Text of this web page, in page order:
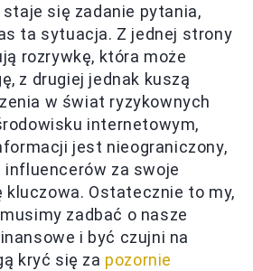
się zadanie pytania,
ta sytuacja. Z jednej strony
rozrywkę, która może
z drugiej jednak kuszą
w świat ryzykownych
internetowym,
jest nieograniczony,
za swoje
kluczowa. Ostatecznie to my,
zadbać o nasze
i być czujni na
kryć się za pozornie